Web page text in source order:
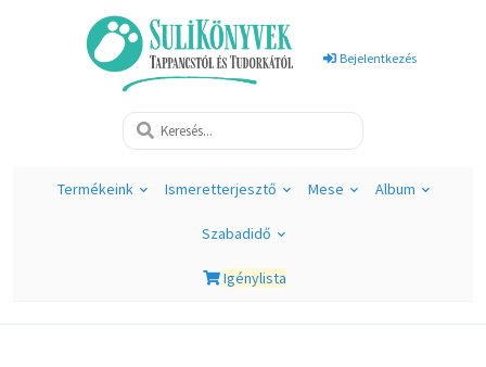
Bejelentkezés
Termékeink Ismeretterjesztő Mese Album
Szabadidő
Igénylista